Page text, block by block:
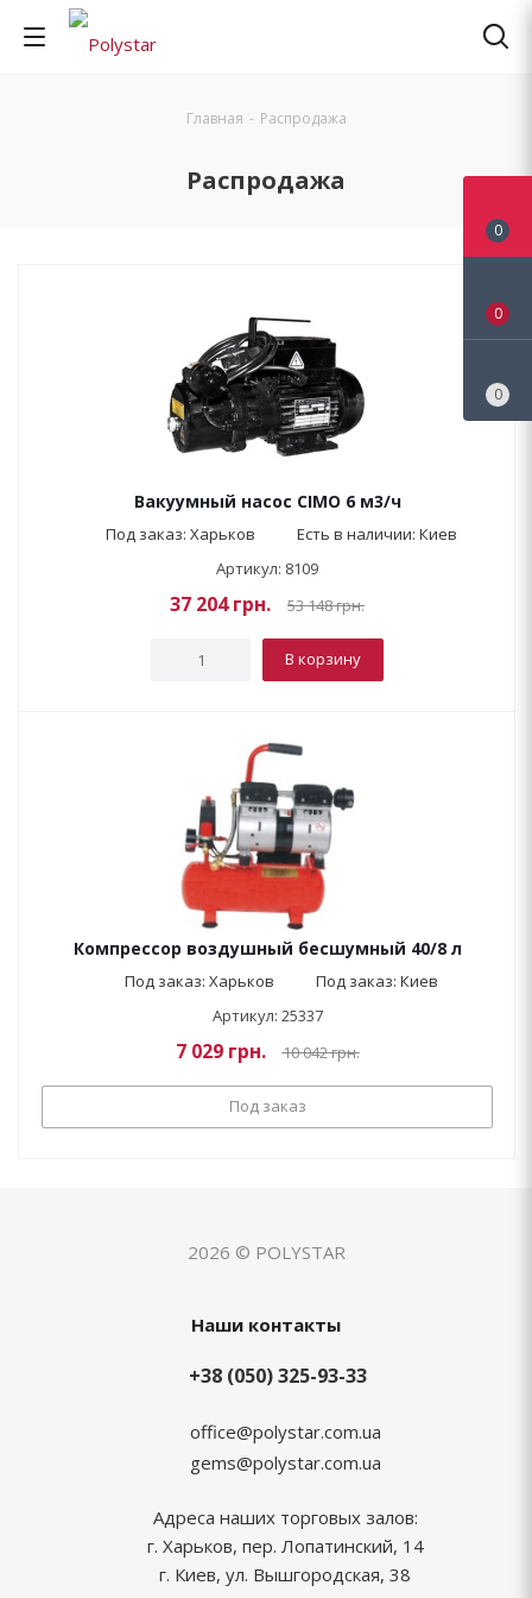
Главная - Распродажа
Распродажа
Вакуумный насос CIMO 6 м3/ч
Под заказ: Харьков
Есть в наличии: Киев
Артикул: 8109
37 204грн. 53 148грн.
В корзину
Компрессор воздушный бесшумный 40/8 л
Под заказ: Харьков
Под заказ: Киев
Артикул: 25337
7 029грн. 10 042грн.
Под заказ
2026 © POLYSTAR
Наши контакты
+38 (050) 325-93-33
office@polystar.com.ua
gems@polystar.com.ua
Адреса наших торговых залов:
г. Харьков, пер. Лопатинский, 14
г. Киев, ул. Вышгородская, 38
0
0
0